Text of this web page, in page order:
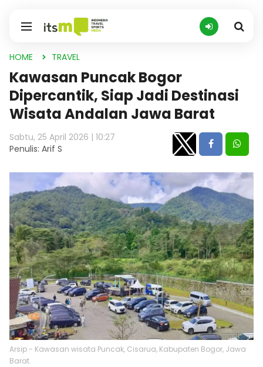
HOME TRAVEL
Kawasan Puncak Bogor
Dipercantik, Siap Jadi Destinasi
Wisata Andalan Jawa Barat
Sabtu, 25 April 2026 | 10:27
Penulis: Arif S
Arsip - Kawasan wisata Puncak, Cisarua, Kabupaten Bogor, Jawa
Barat.